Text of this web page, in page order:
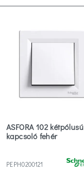
nem
a Google
az
nem
nem
ASFORA 102 kétpólusú
kapcsoló fehér
PEPH0200121